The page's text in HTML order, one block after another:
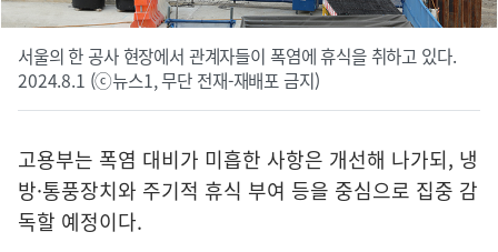
서울의 한 공사 현장에서 관계자들이 폭염에 휴식을 취하고 있다.
2024.8.1 (ⓒ뉴스1, 무단 전재-재배포 금지)
고용부는 폭염 대비가 미흡한 사항은 개선해 나가되, 냉
방·통풍장치와 주기적 휴식 부여 등을 중심으로 집중 감
독할 예정이다.